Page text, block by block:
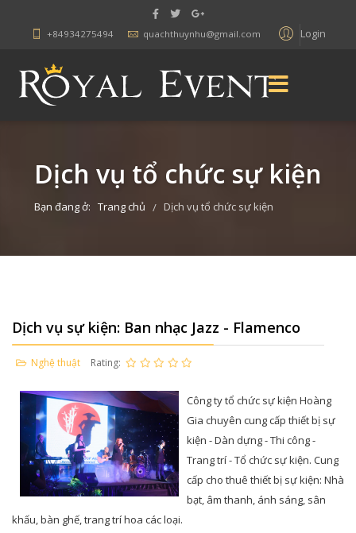
Login
+84934275494 quachthuynhu@gmail.com
Dịch vụ tổ chức sự kiện
Bạn đang ở: Trang chủ / Dịch vụ tổ chức sự kiện
Dịch vụ sự kiện: Ban nhạc Jazz - Flamenco
Nghệ thuật Rating:
Công ty tổ chức sự kiện Hoàng
Gia chuyên cung cấp thiết bị sự
kiện - Dàn dựng - Thi công -
Trang trí - Tổ chức sự kiện. Cung
cấp cho thuê thiết bị sự kiện: Nhà
bạt, âm thanh, ánh sáng, sân
khấu, bàn ghế, trang trí hoa các loại.